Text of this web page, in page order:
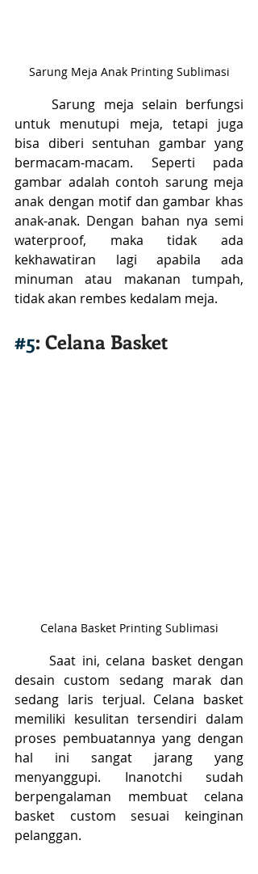
Sarung Meja Anak Printing Sublimasi
	Sarung meja selain berfungsi
untuk menutupi meja, tetapi juga
bisa diberi sentuhan gambar yang
bermacam-macam. Seperti pada
gambar adalah contoh sarung meja
anak dengan motif dan gambar khas
anak-anak. Dengan bahan nya semi
waterproof, maka tidak ada
kekhawatiran lagi apabila ada
minuman atau makanan tumpah,
tidak akan rembes kedalam meja.
#5: Celana Basket
Celana Basket Printing Sublimasi
	Saat ini, celana basket dengan
desain custom sedang marak dan
sedang laris terjual. Celana basket
memiliki kesulitan tersendiri dalam
proses pembuatannya yang dengan
hal ini sangat jarang yang
menyanggupi. Inanotchi sudah
berpengalaman membuat celana
basket custom sesuai keinginan
pelanggan.